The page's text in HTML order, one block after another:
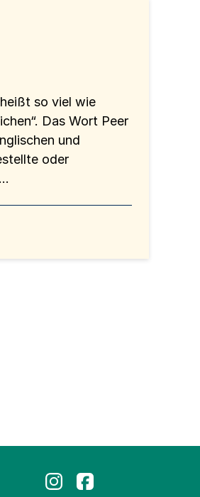
so viel wie
Das Wort Peer
und
oder